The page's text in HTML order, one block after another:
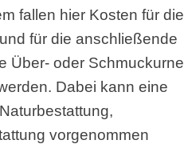
fallen hier Kosten für die
für die anschließende
Über- oder Schmuckurne
Dabei kann eine
vorgenommen